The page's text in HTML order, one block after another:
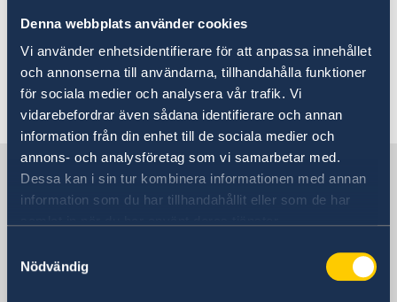
Denna webbplats använder cookies
Vi använder enhetsidentifierare för att anpassa innehållet
och annonserna till användarna, tillhandahålla funktioner
för sociala medier och analysera vår trafik. Vi
vidarebefordrar även sådana identifierare och annan
information från din enhet till de sociala medier och
annons- och analysföretag som vi samarbetar med.
Dessa kan i sin tur kombinera informationen med annan
information som du har tillhandahållit eller som de har
Nödvändig
Mer information om samordningsnummer
hittar du påSkatteverkets hemsida
Senast uppdaterad 04 feb. 2026, 13.39
Sverige på Åland
Sveriges Generalkonsulat
Besöksadress